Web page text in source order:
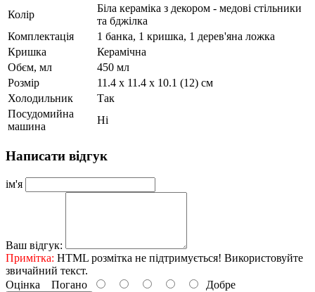
Колір
Біла кераміка з декором - медові стільники
та бджілка
Комплектація
1 банка, 1 кришка, 1 дерев'яна ложка
Кришка
Керамічна
Обєм, мл
450 мл
Розмір
11.4 х 11.4 х 10.1 (12) см
Холодильник
Так
Посудомийна
машина
Ні
Написати відгук
ім'я
Ваш відгук:
Примітка: HTML розмітка не підтримується! Використовуйте
звичайний текст.
Оцінка Погано Добре